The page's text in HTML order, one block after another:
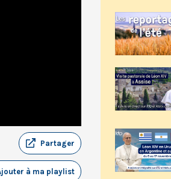
Partager
à ma playlist